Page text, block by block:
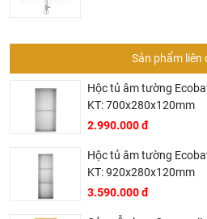
Sản phẩm liên
Hộc tủ âm tường
KT: 700x280x120mm
2.990.000 đ
Hộc tủ âm tường
KT: 920x280x120mm
3.590.000 đ